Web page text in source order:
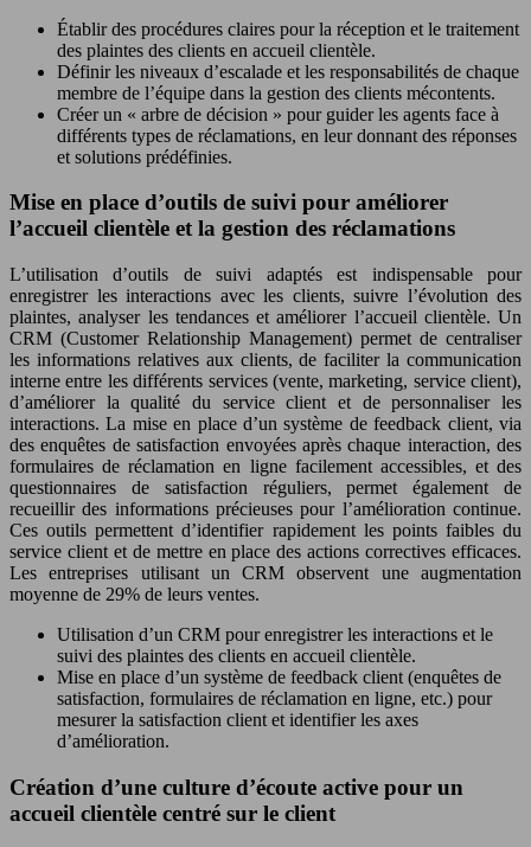
Établir des procédures claires pour la réception et le traitement
des plaintes des clients en accueil clientèle.
Définir les niveaux d’escalade et les responsabilités de chaque
membre de l’équipe dans la gestion des clients mécontents.
Créer un « arbre de décision » pour guider les agents face à
différents types de réclamations, en leur donnant des réponses
et solutions prédéfinies.
Mise en place d’outils de suivi pour améliorer
l’accueil clientèle et la gestion des réclamations
L’utilisation d’outils de suivi adaptés est indispensable pour
enregistrer les interactions avec les clients, suivre l’évolution des
plaintes, analyser les tendances et améliorer l’accueil clientèle. Un
CRM (Customer Relationship Management) permet de centraliser
les informations relatives aux clients, de faciliter la communication
interne entre les différents services (vente, marketing, service client),
d’améliorer la qualité du service client et de personnaliser les
interactions. La mise en place d’un système de feedback client, via
des enquêtes de satisfaction envoyées après chaque interaction, des
formulaires de réclamation en ligne facilement accessibles, et des
questionnaires de satisfaction réguliers, permet également de
recueillir des informations précieuses pour l’amélioration continue.
Ces outils permettent d’identifier rapidement les points faibles du
service client et de mettre en place des actions correctives efficaces.
Les entreprises utilisant un CRM observent une augmentation
moyenne de 29% de leurs ventes.
Utilisation d’un CRM pour enregistrer les interactions et le
suivi des plaintes des clients en accueil clientèle.
Mise en place d’un système de feedback client (enquêtes de
satisfaction, formulaires de réclamation en ligne, etc.) pour
mesurer la satisfaction client et identifier les axes
d’amélioration.
Création d’une culture d’écoute active pour un
accueil clientèle centré sur le client